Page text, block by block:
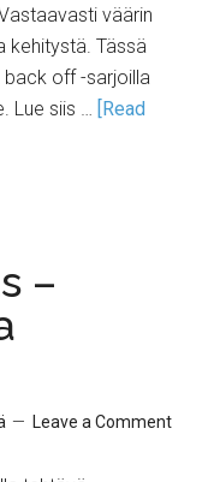
väärin
kehitystä. Tässä
back off -sarjoilla
Lue siis … [Read
–
Leave a Comment